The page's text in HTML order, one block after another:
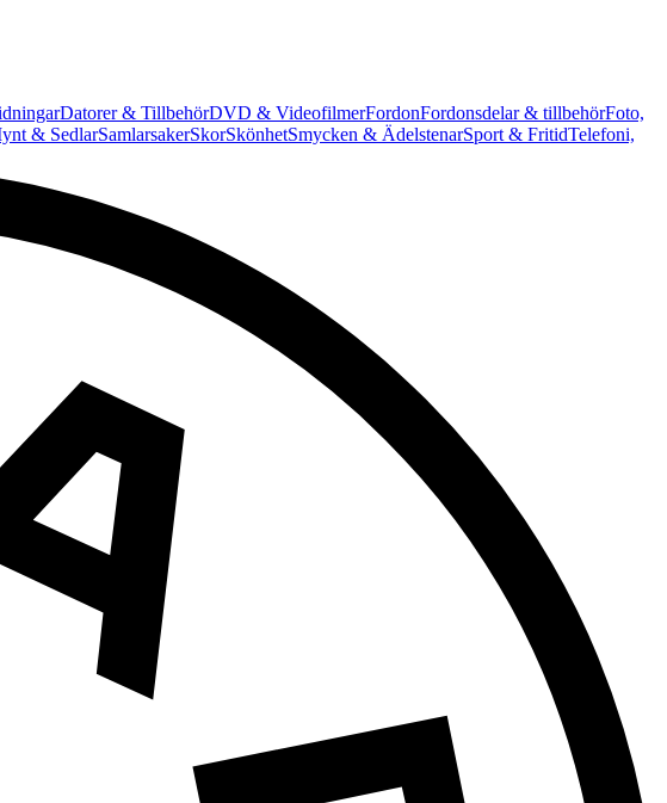
Datorer & TillbehörDVD & VideofilmerFordonFordonsdelar & tillbehörFoto,
& SedlarSamlarsakerSkorSkönhetSmycken & ÄdelstenarSport & FritidTelefoni,